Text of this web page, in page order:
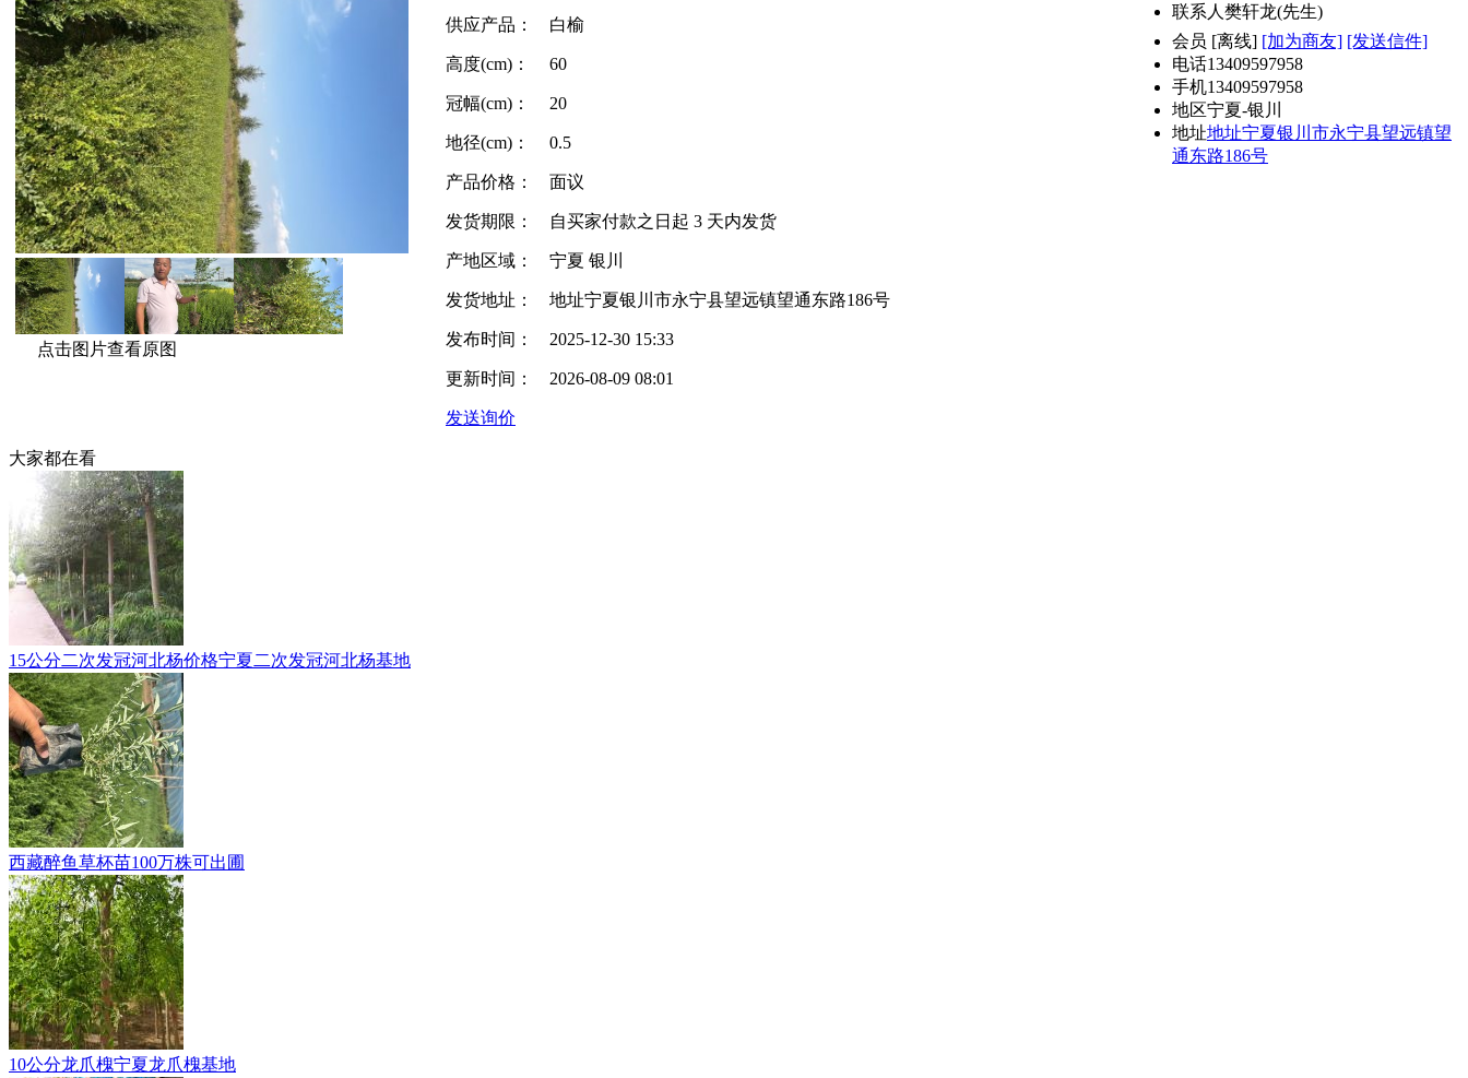
点击图片查看原图
供应产品： 白榆
高度(cm)： 60
冠幅(cm)： 20
地径(cm)： 0.5
产品价格： 面议
发货期限： 自买家付款之日起 3 天内发货
产地区域： 宁夏 银川
发货地址： 地址宁夏银川市永宁县望远镇望通东路186号
发布时间： 2025-12-30 15:33
更新时间： 2026-08-09 08:01
发送询价
联系人 樊轩龙(先生)
会员 [离线] [加为商友] [发送信件]
电话13409597958
手机13409597958
地区宁夏-银川
地址地址宁夏银川市永宁县望远镇望
通东路186号
大家都在看
15公分二次发冠河北杨价格宁夏二次发冠河北杨基地
西藏醉鱼草杯苗100万株可出圃
10公分龙爪槐宁夏龙爪槐基地